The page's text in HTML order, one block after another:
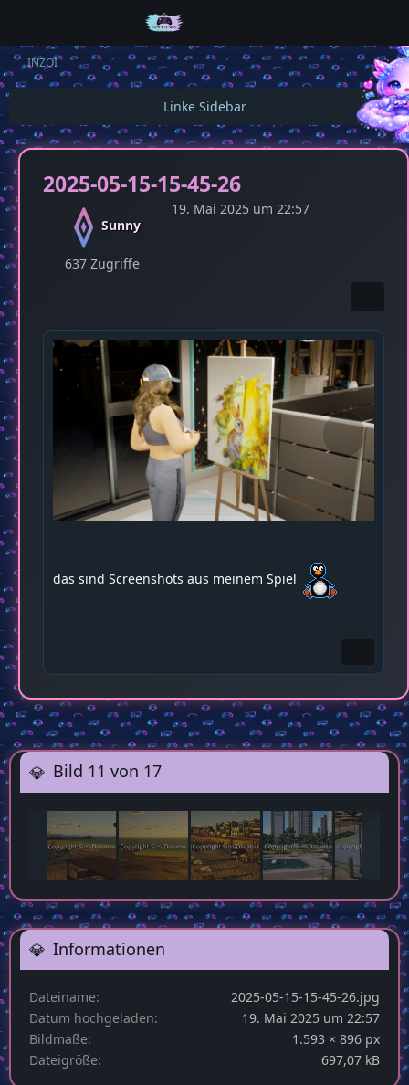
INZOI
2025-05-15-15-45-26
Sunny
19. Mai 2025 um 22:57
637 Zugriffe
das sind Screenshots aus meinem Spiel
Bild 11 von 17
Informationen
Dateiname
2025-05-15-15-45-26.jpg
Datum hochgeladen
19. Mai 2025 um 22:57
Bildmaße
1.593 × 896 px
Dateigröße
697,07 kB